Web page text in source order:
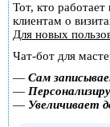
Тот, кто
клиентам о
Для новых
Чат-бот для
— Сам
—
— Увеличивает